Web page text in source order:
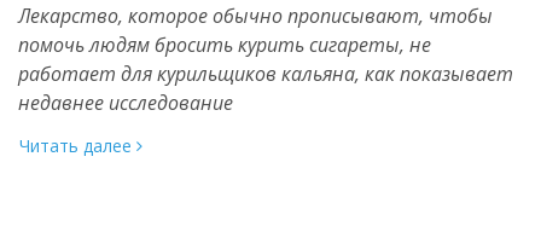
Лекарство, которое обычно прописывают, чтобы
помочь людям бросить курить сигареты, не
работает для курильщиков кальяна, как показывает
недавнее исследование
Читать далее